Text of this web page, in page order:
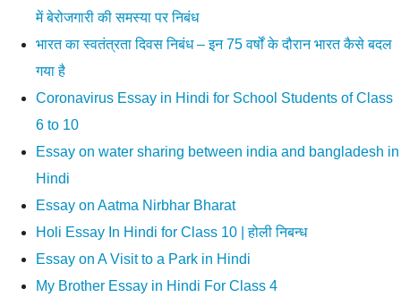
में बेरोजगारी की समस्या पर निबंध
भारत का स्वतंत्रता दिवस निबंध – इन 75 वर्षों के दौरान भारत कैसे बदल
गया है
Coronavirus Essay in Hindi for School Students of Class
6 to 10
Essay on water sharing between india and bangladesh in
Hindi
Essay on Aatma Nirbhar Bharat
Holi Essay In Hindi for Class 10 | होली निबन्ध
Essay on A Visit to a Park in Hindi
My Brother Essay in Hindi For Class 4